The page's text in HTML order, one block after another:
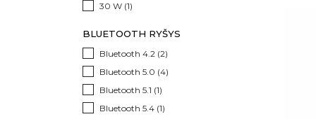
30 W (1)
BLUETOOTH RYŠYS
Bluetooth 4.2 (2)
Bluetooth 5.0 (4)
Bluetooth 5.1 (1)
Bluetooth 5.4 (1)